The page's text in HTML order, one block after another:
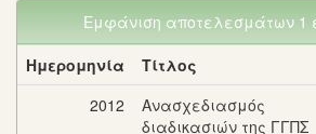
Εμφάνιση αποτελεσμάτων 1
Ημερομηνία
Τίτλος
2012
Ανασχεδιασμός
διαδικασιών της ΓΓΠΣ